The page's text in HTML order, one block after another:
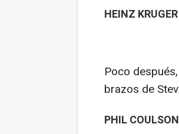
HEINZ
Poco
brazos de
PHIL